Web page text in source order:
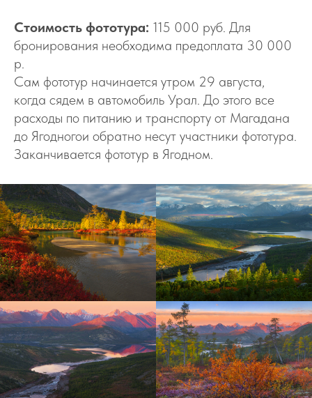
Стоимость фототура: 115 000 руб. Для
бронирования необходима предоплата 30 000
р.
Сам фототур начинается утром 29 августа,
когда сядем в автомобиль Урал. До этого все
расходы по питанию и транспорту от Магадана
до Ягодногои обратно несут участники фототура.
Заканчивается фототур в Ягодном.